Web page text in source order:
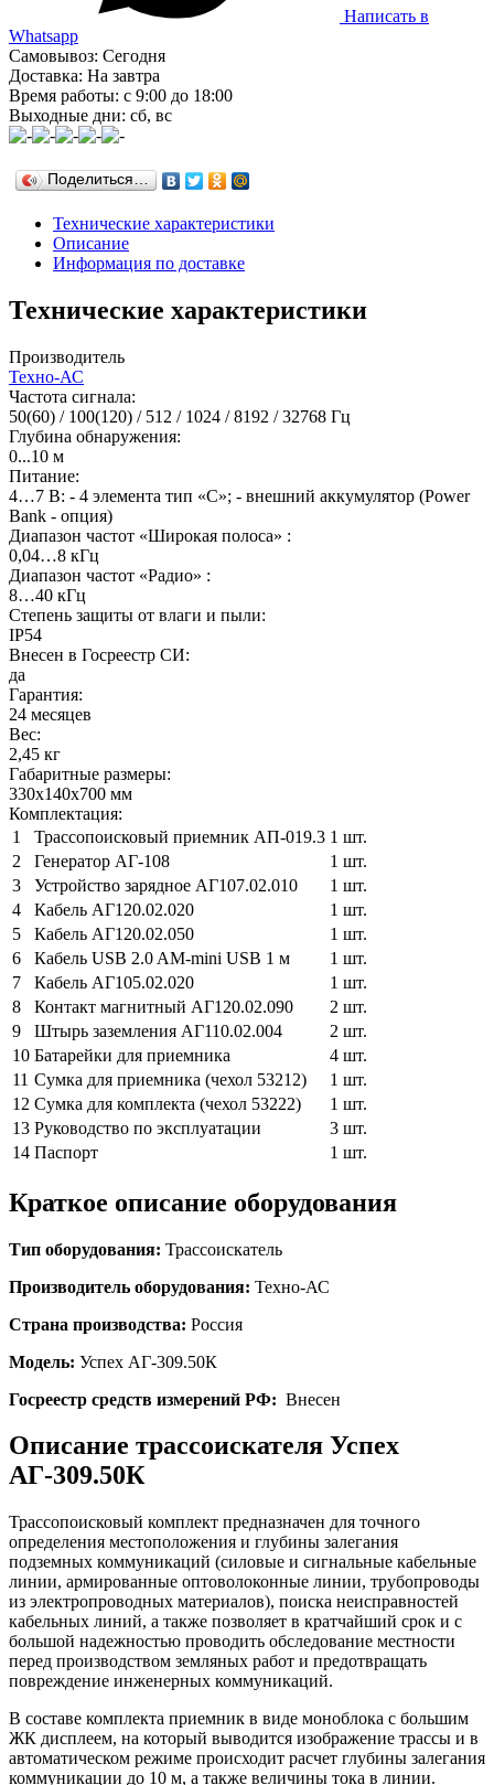
Написать в
Whatsapp
Самовывоз: Сегодня
Доставка: На завтра
Время работы: с 9:00 до 18:00
Выходные дни: сб, вс
Поделиться…
Технические характеристики
Описание
Информация по доставке
Технические характеристики
Производитель
Техно-АС
Частота сигнала:
50(60) / 100(120) / 512 / 1024 / 8192 / 32768 Гц
Глубина обнаружения:
0...10 м
Питание:
4…7 В: - 4 элемента тип «С»; - внешний аккумулятор (Power
Bank - опция)
Диапазон частот «Широкая полоса» :
0,04…8 кГц
Диапазон частот «Радио» :
8…40 кГц
Степень защиты от влаги и пыли:
IP54
Внесен в Госреестр СИ:
да
Гарантия:
24 месяцев
Вес:
2,45 кг
Габаритные размеры:
330х140х700 мм
Комплектация:
1
Трассопоисковый приемник АП-019.3 1 шт.
2
Генератор АГ-108
1 шт.
3
Устройство зарядное АГ107.02.010
1 шт.
4
Кабель АГ120.02.020
1 шт.
5
Кабель АГ120.02.050
1 шт.
6
Кабель USB 2.0 AM-mini USB 1 м
1 шт.
7
Кабель АГ105.02.020
1 шт.
8
Контакт магнитный АГ120.02.090
2 шт.
9
Штырь заземления АГ110.02.004
2 шт.
10 Батарейки для приемника
4 шт.
11 Сумка для приемника (чехол 53212)
1 шт.
12 Сумка для комплекта (чехол 53222)
1 шт.
13 Руководство по эксплуатации
3 шт.
14 Паспорт 1 шт.
Краткое описание оборудования
Тип оборудования: Трассоискатель
Производитель оборудования: Техно-АС
Страна производства: Россия
Модель: Успех АГ-309.50К
Госреестр средств измерений РФ: Внесен
Описание трассоискателя Успех
АГ-309.50К
Трассопоисковый комплект предназначен для точного
определения местоположения и глубины залегания
подземных коммуникаций (силовые и сигнальные кабельные
линии, армированные оптоволоконные линии, трубопроводы
из электропроводных материалов), поиска неисправностей
кабельных линий, а также позволяет в кратчайший срок и с
большой надежностью проводить обследование местности
перед производством земляных работ и предотвращать
повреждение инженерных коммуникаций.
В составе комплекта приемник в виде моноблока с большим
ЖК дисплеем, на который выводится изображение трассы и в
автоматическом режиме происходит расчет глубины залегания
коммуникации до 10 м, а также величины тока в линии.